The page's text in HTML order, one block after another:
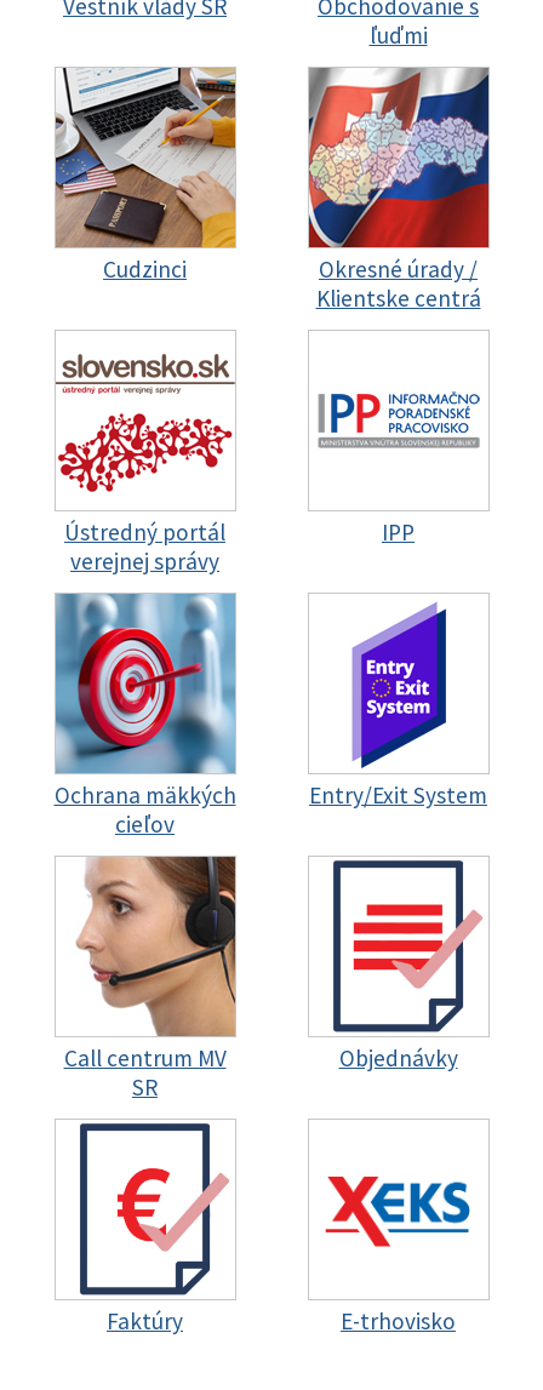
ľuďmi
Cudzinci
Okresné úrady /
Klientske centrá
Ústredný portál
verejnej správy
IPP
Ochrana mäkkých
cieľov
Entry/Exit System
Call centrum MV
SR
Objednávky
Faktúry E-trhovisko